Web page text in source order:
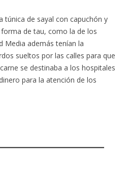
túnica de sayal con capuchón y
de tau, como la de los
Media además tenían la
sueltos por las calles para que
se destinaba a los hospitales
para la atención de los